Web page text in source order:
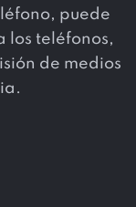
puede
los teléfonos,
de medios